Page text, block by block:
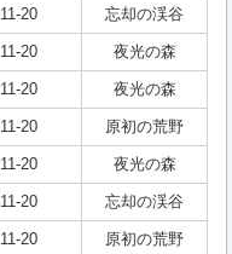
11-20 忘却の渓谷
11-20 夜光の森
11-20 夜光の森
11-20 原初の荒野
11-20 夜光の森
11-20 忘却の渓谷
11-20 原初の荒野